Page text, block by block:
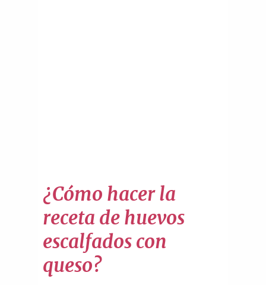
¿Cómo hacer la
receta de huevos
escalfados con
queso?